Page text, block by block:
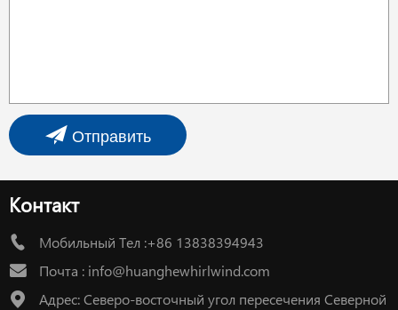
Отправить
Контакт
Мобильный Тел :+86 13838394943
Почта : info@huanghewhirlwind.com
Адрес: Северо-восточный угол пересечения Северной